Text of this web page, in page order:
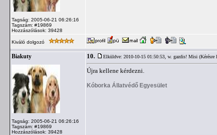
Tagság: 2005-06-21 06:26:16
Tagszám: #19869
Hozzászólások: 39428
Kiváló dolgozó
Biakuty
Tagság: 2005-06-21 06:26:16
Tagszám: #19869
Hozzászólások: 39428
10. Elküldve: 2010-10-15 01:50:53, w. gazdis! Misi (Kérésre
Újra kellene kérdezni.
Kóborka Állatvédő Egyesület